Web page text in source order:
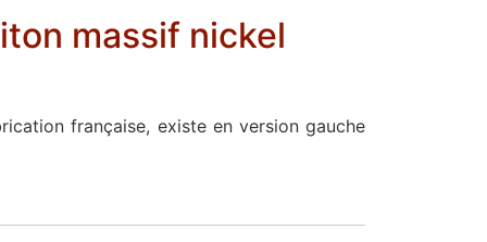
massif nickel
française, existe en version gauche